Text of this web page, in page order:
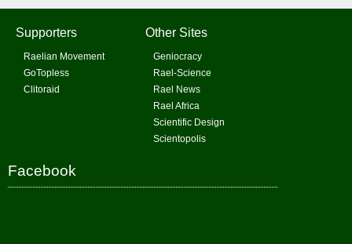
Supporters
Raelian Movement
GoTopless
Clitoraid
Other Sites
Geniocracy
Rael-Science
Rael News
Rael Africa
Scientific Design
Scientopolis
Facebook